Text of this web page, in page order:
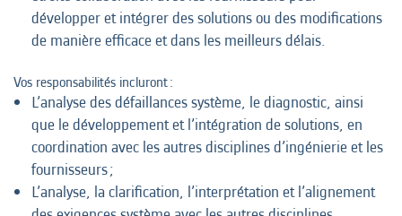
développer et intégrer des solutions ou des modifications
de manière efficace et dans les meilleurs délais.
Vos responsabilités incluront :
L’analyse des défaillances système, le diagnostic, ainsi
que le développement et l’intégration de solutions, en
coordination avec les autres disciplines d’ingénierie et les
fournisseurs ;
L’analyse, la clarification, l’interprétation et l’alignement